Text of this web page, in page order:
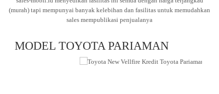
(murah) tapi mempunyai banyak kelebihan dan fasilitas untuk memudahkan
sales mempublikasi penjualanya
MODEL TOYOTA PARIAMAN